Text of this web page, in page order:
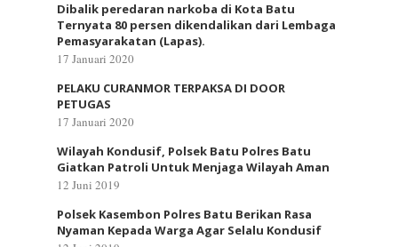
Dibalik peredaran narkoba di Kota Batu
Ternyata 80 persen dikendalikan dari Lembaga
Pemasyarakatan (Lapas).
17 Januari 2020
PELAKU CURANMOR TERPAKSA DI DOOR
PETUGAS
17 Januari 2020
Wilayah Kondusif, Polsek Batu Polres Batu
Giatkan Patroli Untuk Menjaga Wilayah Aman
12 Juni 2019
Polsek Kasembon Polres Batu Berikan Rasa
Nyaman Kepada Warga Agar Selalu Kondusif